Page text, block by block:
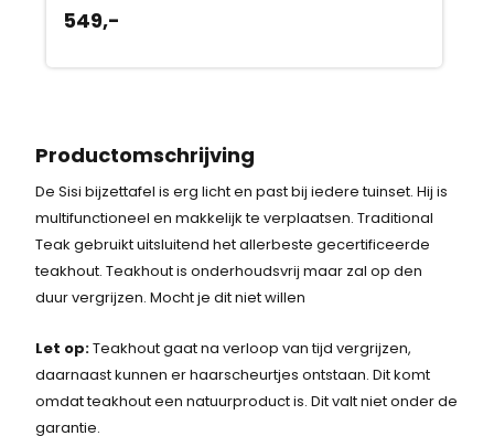
549,-
Productomschrijving
De Sisi bijzettafel is erg licht en past bij iedere tuinset. Hij is
multifunctioneel en makkelijk te verplaatsen. Traditional
Teak gebruikt uitsluitend het allerbeste gecertificeerde
teakhout. Teakhout is onderhoudsvrij maar zal op den
duur vergrijzen. Mocht je dit niet willen
Let op:Teakhout gaat na verloop van tijd vergrijzen,
daarnaast kunnen er haarscheurtjes ontstaan. Dit komt
omdat teakhout een natuurproduct is. Dit valt niet onder de
garantie.